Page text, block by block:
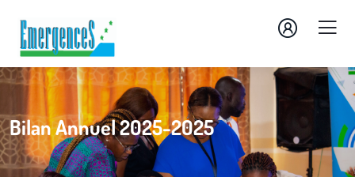
Bilan Annuel 2025-2025